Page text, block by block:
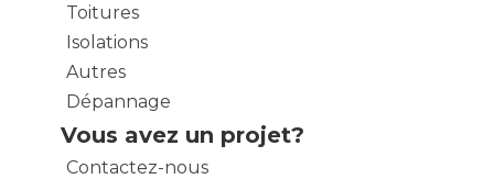
Toitures
Isolations
Autres
Dépannage
Vous avez un projet?
Contactez-nous